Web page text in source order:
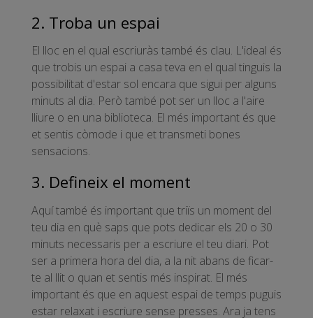
2. Troba un espai
El lloc en el qual escriuràs també és clau. L'ideal és
que trobis un espai a casa teva en el qual tinguis la
possibilitat d'estar sol encara que sigui per alguns
minuts al dia. Però també pot ser un lloc a l'aire
lliure o en una biblioteca. El més important és que
et sentis còmode i que et transmeti bones
sensacions.
3. Defineix el moment
Aquí també és important que triïs un moment del
teu dia en què saps que pots dedicar els 20 o 30
minuts necessaris per a escriure el teu diari. Pot
ser a primera hora del dia, a la nit abans de ficar-
te al llit o quan et sentis més inspirat. El més
important és que en aquest espai de temps puguis
estar relaxat i escriure sense presses. Ara ja tens